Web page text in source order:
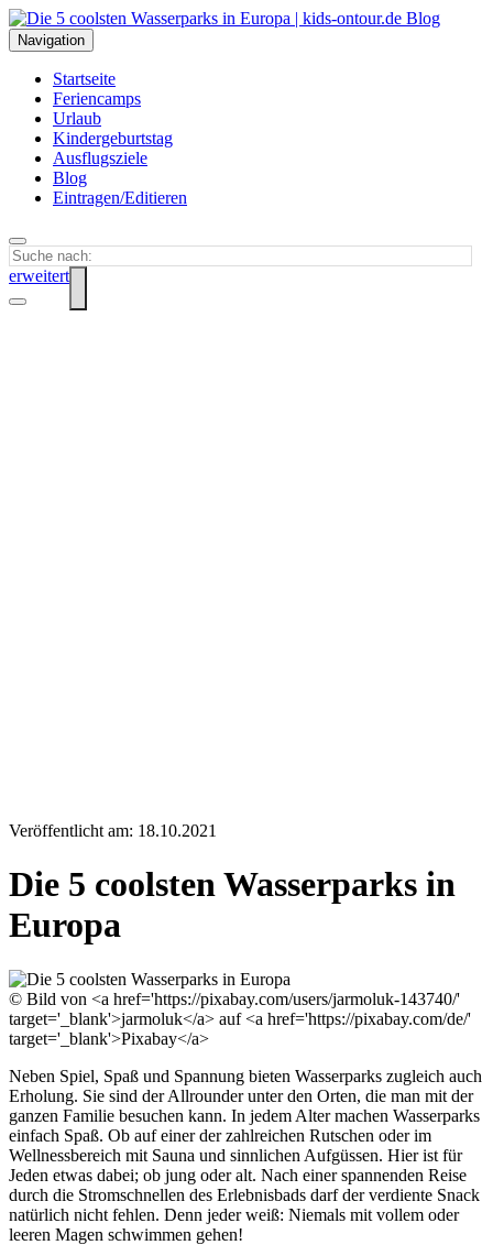
Navigation
Startseite
Feriencamps
Urlaub
Kindergeburtstag
Ausflugsziele
Blog
Eintragen/Editieren
erweitert
Veröffentlicht am: 18.10.2021
Die 5 coolsten Wasserparks in
Europa
© Bild von <a href='https://pixabay.com/users/jarmoluk-143740/'
target='_blank'>jarmoluk</a> auf <a href='https://pixabay.com/de/'
target='_blank'>Pixabay</a>
Neben Spiel, Spaß und Spannung bieten Wasserparks zugleich auch
Erholung. Sie sind der Allrounder unter den Orten, die man mit der
ganzen Familie besuchen kann. In jedem Alter machen Wasserparks
einfach Spaß. Ob auf einer der zahlreichen Rutschen oder im
Wellnessbereich mit Sauna und sinnlichen Aufgüssen. Hier ist für
Jeden etwas dabei; ob jung oder alt. Nach einer spannenden Reise
durch die Stromschnellen des Erlebnisbads darf der verdiente Snack
natürlich nicht fehlen. Denn jeder weiß: Niemals mit vollem oder
leeren Magen schwimmen gehen!